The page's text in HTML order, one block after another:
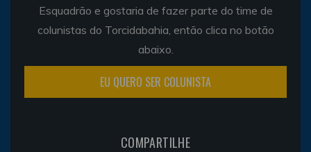
Esquadrão e gostaria de fazer parte do time de
colunistas do Torcidabahia, então clica no botão
abaixo.
EU QUERO SER COLUNISTA
COMPARTILHE